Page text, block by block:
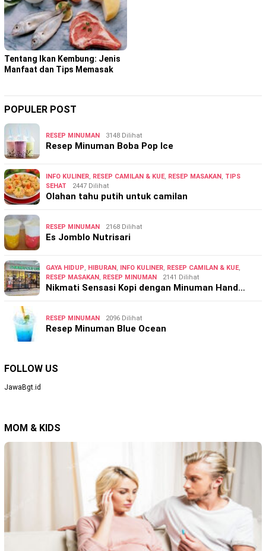
Tentang Ikan Kembung: Jenis
Manfaat dan Tips Memasak
POPULER POST
RESEP MINUMAN 3148 Dilihat
Resep Minuman Boba Pop Ice
INFO KULINER, RESEP CAMILAN & KUE, RESEP MASAKAN , TIPS
SEHAT
2447 Dilihat
Olahan tahu putih untuk camilan
RESEP MINUMAN 2168 Dilihat
Es Jomblo Nutrisari
GAYA HIDUP, HIBURAN , INFO KULINER, RESEP CAMILAN & KUE,
RESEP MASAKAN , RESEP MINUMAN 2141 Dilihat
Nikmati Sensasi Kopi dengan Minuman Hand…
RESEP MINUMAN 2096 Dilihat
Resep Minuman Blue Ocean
FOLLOW US
JawaBgt.id
MOM & KIDS